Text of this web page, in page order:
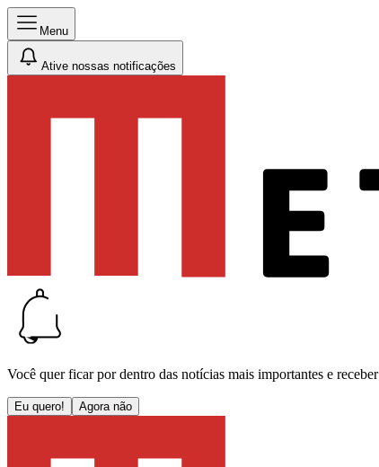
Menu
Ative nossas notificações
Você quer ficar por dentro das notícias mais importantes e receber
Eu quero! Agora não